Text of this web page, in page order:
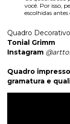
você. Por isso,
escolhidas
Quadro
Tonial Grimm
Instagram
Quadro
gramatura e